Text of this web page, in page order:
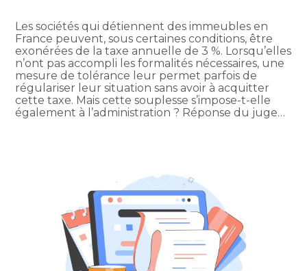
Les sociétés qui détiennent des immeubles en
France peuvent, sous certaines conditions, être
exonérées de la taxe annuelle de 3 %. Lorsqu’elles
n’ont pas accompli les formalités nécessaires, une
mesure de tolérance leur permet parfois de
régulariser leur situation sans avoir à acquitter
cette taxe. Mais cette souplesse s’impose-t-elle
également à l’administration ? Réponse du juge…